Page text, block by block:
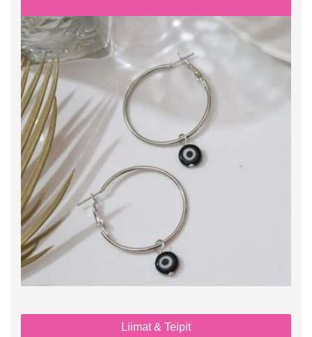
Liimat & Teipit